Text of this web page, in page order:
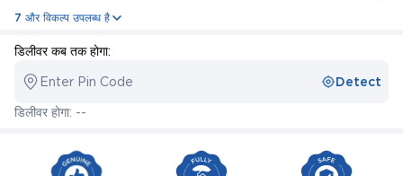
7 और विकल्प उपलब्ध है
डिलीवर कब तक होगा:
Enter Pin Code Detect
डिलीवर होगा: --